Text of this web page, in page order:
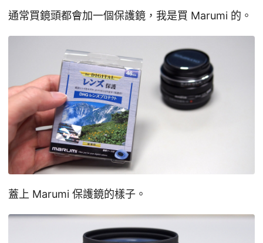
通常買鏡頭都會加一個保護鏡，我是買 Marumi 的。
蓋上 Marumi 保護鏡的樣子。